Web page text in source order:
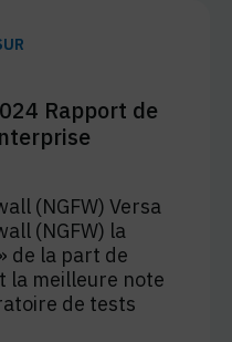
Rapport de
(NGFW) Versa
(NGFW) la
de la part de
la meilleure note
de tests